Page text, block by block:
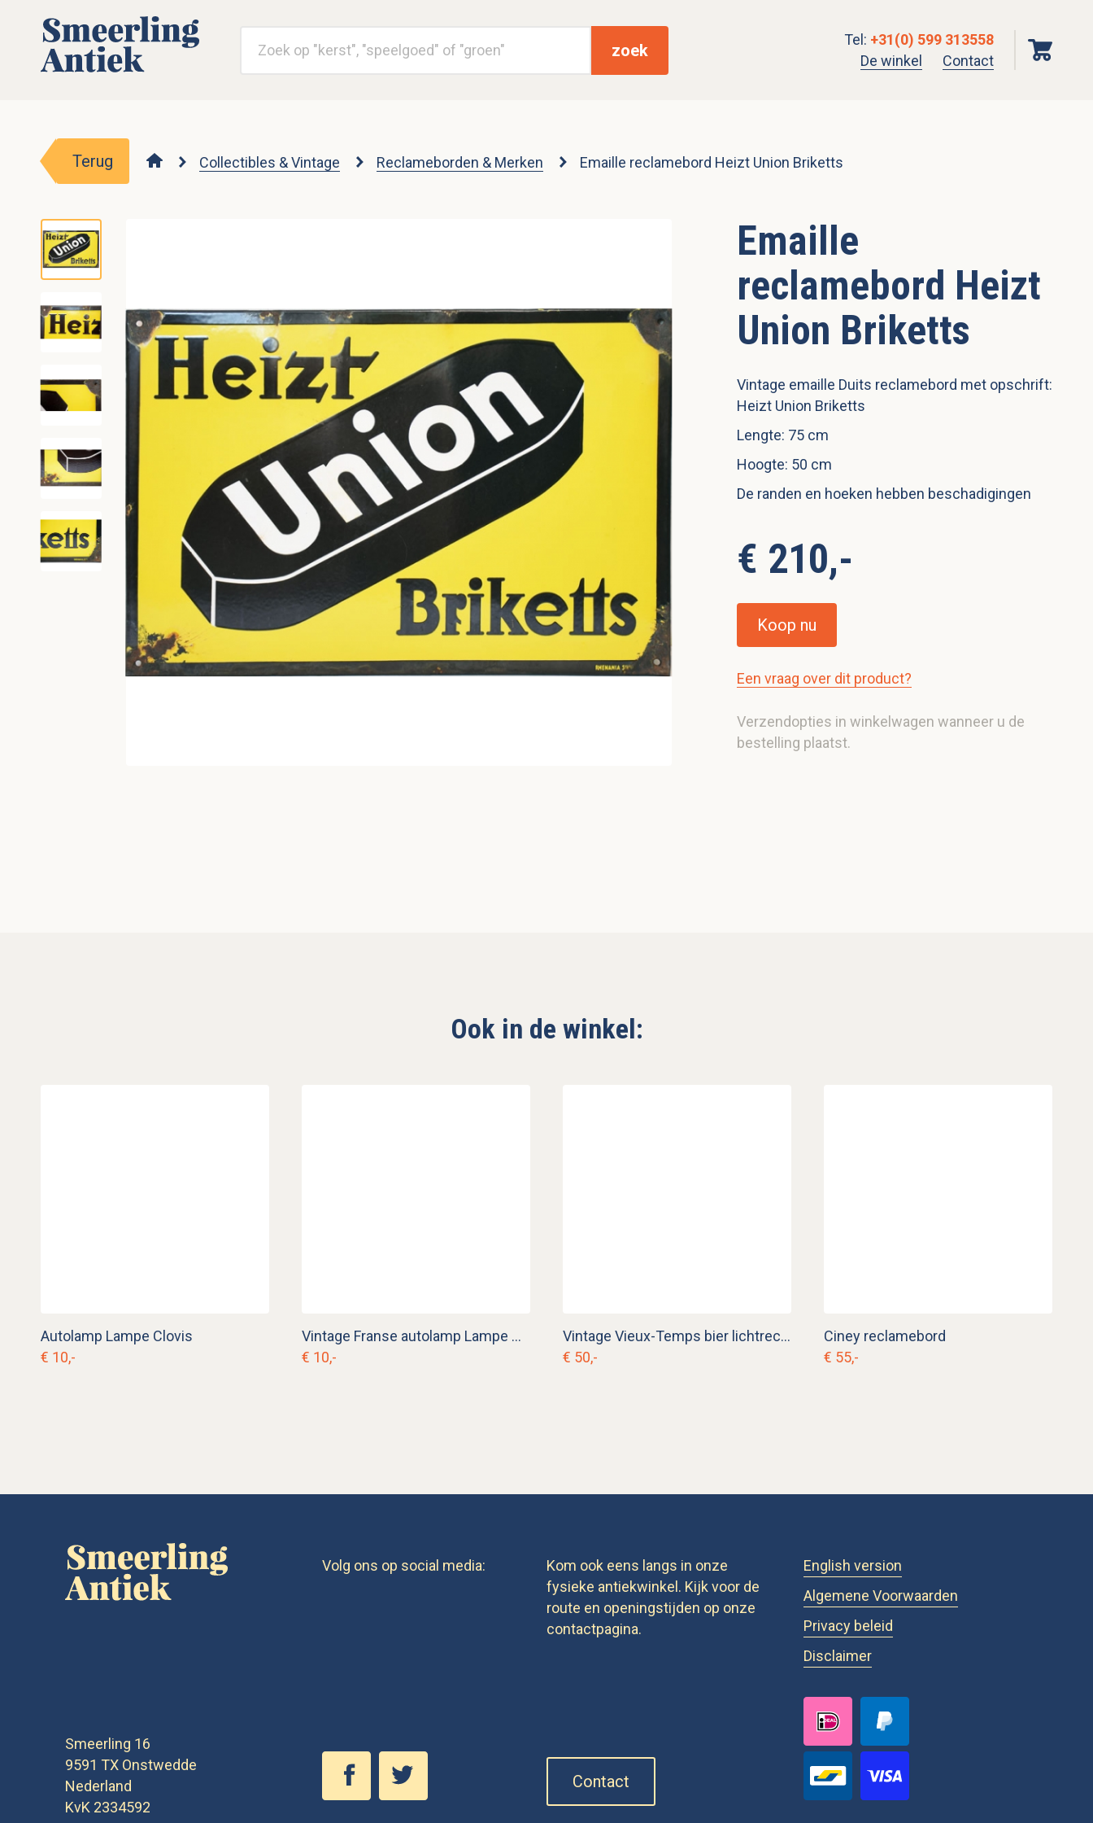
zoek
Tel: +31(0) 599 313558
De winkel
Contact
Terug Collectibles & Vintage Reclameborden & Merken Emaille reclamebord Heizt Union Briketts
Emaille
reclamebord Heizt
Union Briketts
Vintage emaille Duits reclamebord met opschrift:
Heizt Union Briketts
Lengte: 75 cm
Hoogte: 50 cm
De randen en hoeken hebben beschadigingen
€ 210,-
Koop nu
Een vraag over dit product?
Verzendopties in winkelwagen wanneer u de
bestelling plaatst.
Ook in de winkel:
Autolamp Lampe Clovis
€ 10,-
Vintage Franse autolamp Lampe Clovis
€ 10,-
Vintage Vieux-Temps bier lichtreclame
€ 50,-
Ciney reclamebord
€ 55,-
Smeerling 16
9591 TX Onstwedde
Nederland
KvK 2334592
Volg ons op social media:
Kom ook eens langs in onze
fysieke antiekwinkel. Kijk voor de
route en openingstijden op onze
contactpagina.
Contact
English version
Algemene Voorwaarden
Privacy beleid
Disclaimer